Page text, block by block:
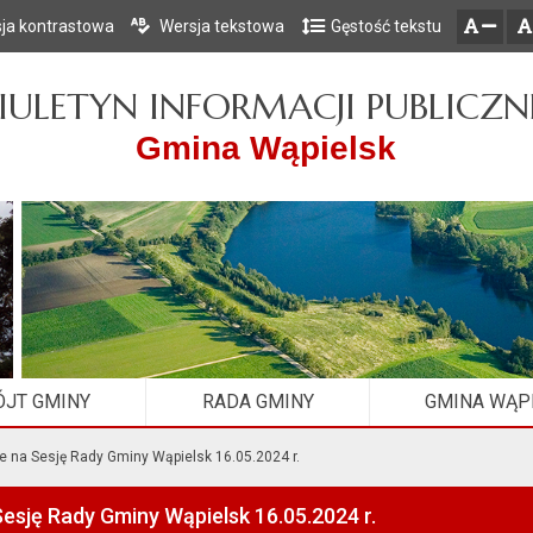
Przejdź do głównego menu
Przejdź do treści
Przejdź do mapy serwisu
kontrastowa Wersja tekstowa Gęstość tekstu
INFORMACJI
Gmina Wąpielsk
GMINY RADA GMINY GMINA
na Sesję Rady Gminy Wąpielsk 16.05.2024 r.
Rady Gminy Wąpielsk 16.05.2024 r.